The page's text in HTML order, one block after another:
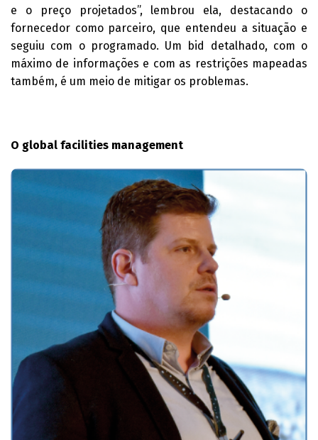
e o preço projetados”, lembrou ela, destacando o
fornecedor como parceiro, que entendeu a situação e
seguiu com o programado. Um bid detalhado, com o
máximo de informações e com as restrições mapeadas
também, é um meio de mitigar os problemas.
O global facilities management